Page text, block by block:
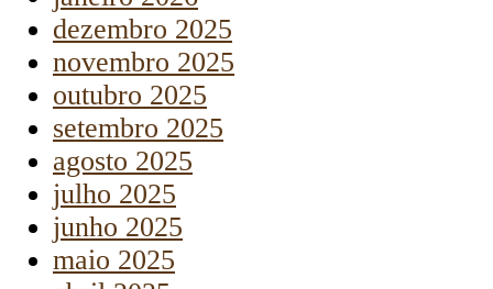
dezembro 2025
novembro 2025
outubro 2025
setembro 2025
agosto 2025
julho 2025
junho 2025
maio 2025